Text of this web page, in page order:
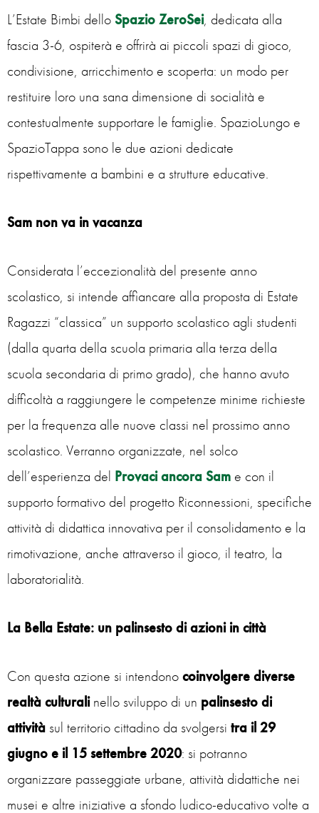
L’Estate Bimbi delloSpazio ZeroSei, dedicata alla
fascia 3-6, ospiterà e offrirà ai piccoli spazi di gioco,
condivisione, arricchimento e scoperta: un modo per
restituire loro una sana dimensione di socialità e
contestualmente supportare le famiglie. SpazioLungo e
SpazioTappa sono le due azioni dedicate
rispettivamente a bambini e a strutture educative.
Sam non va in vacanza
Considerata l’eccezionalità del presente anno
scolastico, si intende affiancare alla proposta di Estate
Ragazzi “classica” un supporto scolastico agli studenti
(dalla quarta della scuola primaria alla terza della
scuola secondaria di primo grado), che hanno avuto
difficoltà a raggiungere le competenze minime richieste
per la frequenza alle nuove classi nel prossimo anno
scolastico. Verranno organizzate, nel solco
dell’esperienza del Provaci ancora Sam e con il
supporto formativo del progetto Riconnessioni, specifiche
attività di didattica innovativa per il consolidamento e la
rimotivazione, anche attraverso il gioco, il teatro, la
laboratorialità.
La Bella Estate: un palinsesto di azioni in città
Con questa azione si intendonocoinvolgere diverse
realtà culturalinello sviluppo di un palinsesto di
attività sul territorio cittadino da svolgersi tra il 29
giugno e il 15 settembre 2020: si potranno
organizzare passeggiate urbane, attività didattiche nei
musei e altre iniziative a sfondo ludico-educativo volte a